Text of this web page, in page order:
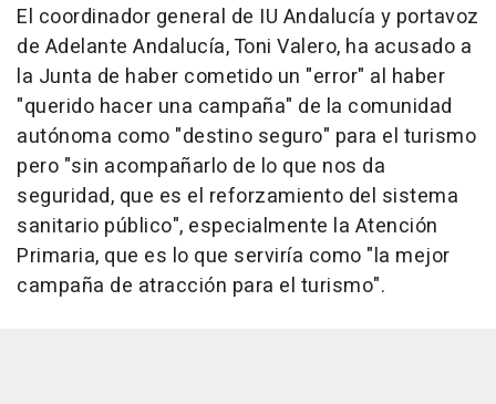
El coordinador general de IU Andalucía y portavoz
de Adelante Andalucía, Toni Valero, ha acusado a
la Junta de haber cometido un "error" al haber
"querido hacer una campaña" de la comunidad
autónoma como "destino seguro" para el turismo
pero "sin acompañarlo de lo que nos da
seguridad, que es el reforzamiento del sistema
sanitario público", especialmente la Atención
Primaria, que es lo que serviría como "la mejor
campaña de atracción para el turismo".